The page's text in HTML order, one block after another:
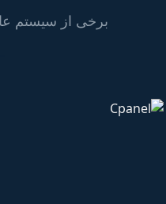
برخی از سیستم